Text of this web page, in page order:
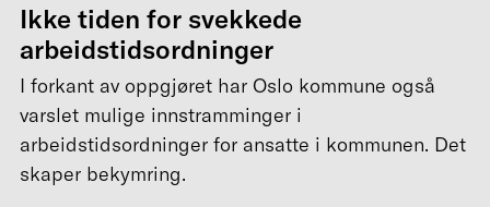
Ikke tiden for svekkede
arbeidstidsordninger
I forkant av oppgjøret har Oslo kommune også
varslet mulige innstramminger i
arbeidstidsordninger for ansatte i kommunen. Det
skaper bekymring.